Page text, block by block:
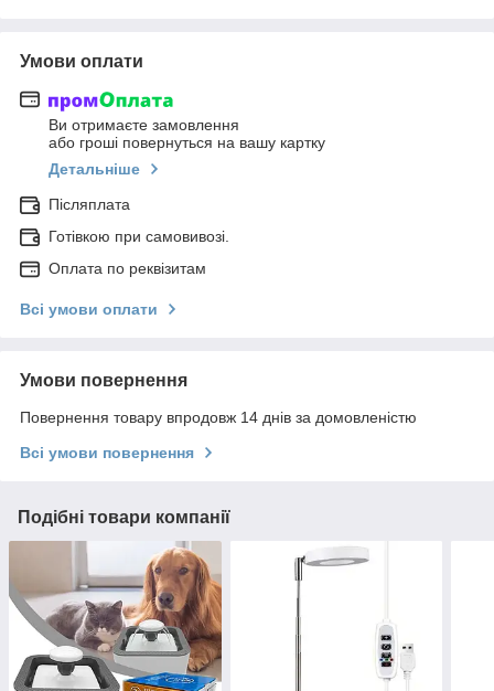
Умови оплати
Ви отримаєте замовлення
або гроші повернуться на вашу картку
Детальніше
Післяплата
Готівкою при самовивозі.
Оплата по реквізитам
Всі умови оплати
Умови повернення
Повернення товару впродовж 14 днів за домовленістю
Всі умови повернення
Подібні товари компанії